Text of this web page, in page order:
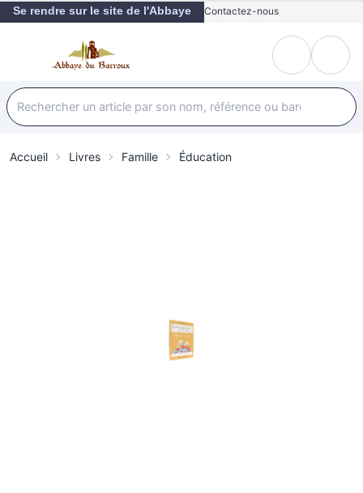
Se rendre sur le site de l'Abbaye Contactez-nous
Accueil Livres Famille Éducation